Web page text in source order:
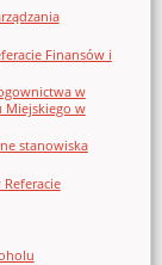
Finansów i
w
Miejskiego w
stanowiska